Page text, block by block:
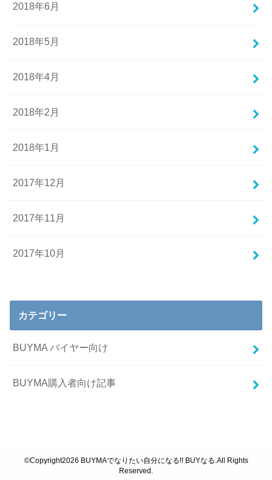
2018年6月
2018年5月
2018年4月
2018年2月
2018年1月
2017年12月
2017年11月
2017年10月
カテゴリー
BUYMA バイヤー向け
BUYMA購入者向け記事
©Copyright2026 BUYMAでなりたい自分になる!! BUYなる .All Rights
Reserved.